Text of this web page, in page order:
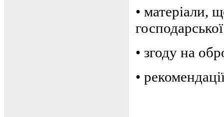
• матеріали,
• згоду на
•